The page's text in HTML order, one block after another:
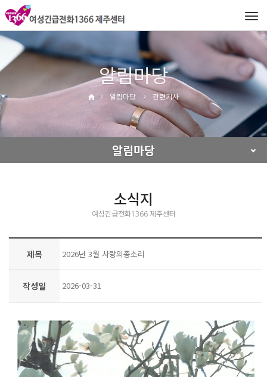
알림마당
알림마당 관련기사
알림마당
소식지
여성긴급전화1366 제주센터
제목 2026년 3월 사랑의종소리
작성일 2026-03-31